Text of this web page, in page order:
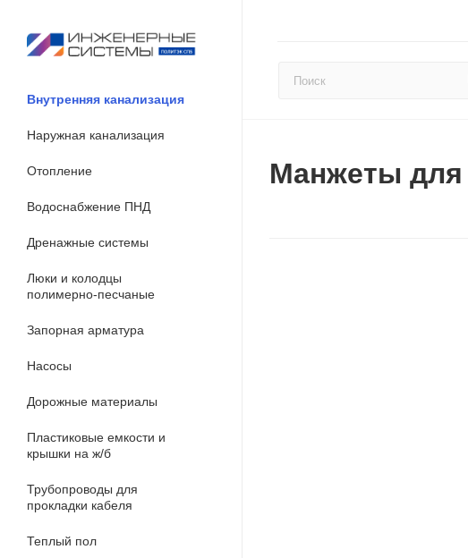
Внутренняя канализация
Наружная канализация
Отопление
Водоснабжение ПНД
Дренажные системы
Люки и колодцы
полимерно-песчаные
Запорная арматура
Насосы
Дорожные материалы
Пластиковые емкости и
крышки на ж/б
Трубопроводы для
прокладки кабеля
Теплый пол
Манжеты